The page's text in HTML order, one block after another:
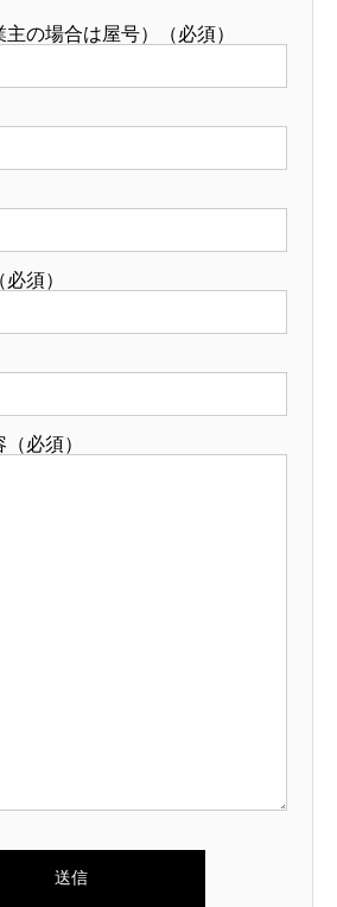
の場合は屋号）（必須）
須）
必須）